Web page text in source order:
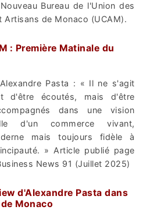
Bureau de l'Union des
Artisans de Monaco (UCAM).
: Première Matinale du
Pasta : « Il ne s'agit
d'être écoutés, mais d'être
dans une vision
d'un commerce vivant,
mais toujours fidèle à
» Article publié page
News 91 (Juillet 2025)
d'Alexandre Pasta dans
Monaco